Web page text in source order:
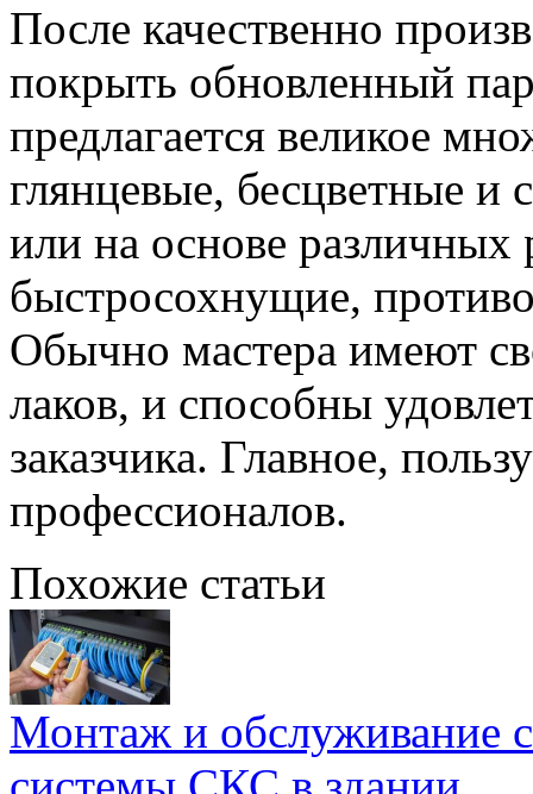
После качественно
покрыть обновленный
предлагается великое
глянцевые, бесцветные и
или на основе различных
быстросохнущие,
Обычно мастера имеют
лаков, и способны
заказчика. Главное,
профессионалов.
Похожие статьи
Монтаж и обслуживание